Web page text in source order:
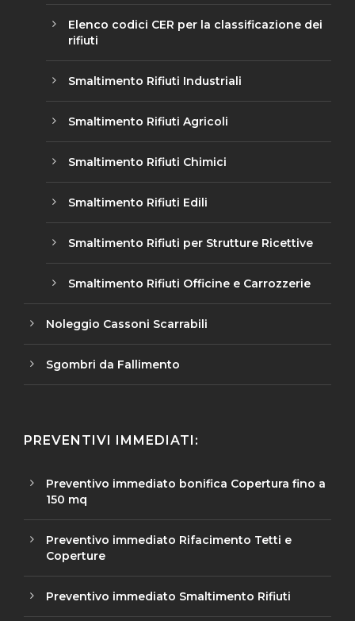
Elenco codici CER per la classificazione dei
rifiuti
Smaltimento Rifiuti Industriali
Smaltimento Rifiuti Agricoli
Smaltimento Rifiuti Chimici
Smaltimento Rifiuti Edili
Smaltimento Rifiuti per Strutture Ricettive
Smaltimento Rifiuti Officine e Carrozzerie
Noleggio Cassoni Scarrabili
Sgombri da Fallimento
PREVENTIVI IMMEDIATI:
Preventivo immediato bonifica Copertura fino a
150 mq
Preventivo immediato Rifacimento Tetti e
Coperture
Preventivo immediato Smaltimento Rifiuti